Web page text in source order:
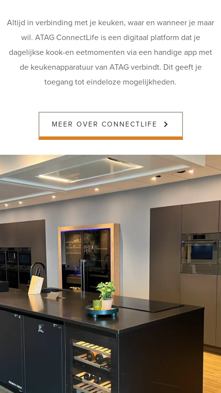
Altijd in verbinding met je keuken, waar en wanneer je maar
wil. ATAG ConnectLife is een digitaal platform dat je
dagelijkse kook-en eetmomenten via een handige app met
de keukenapparatuur van ATAG verbindt. Dit geeft je
toegang tot eindeloze mogelijkheden.
MEER OVER CONNECTLIFE